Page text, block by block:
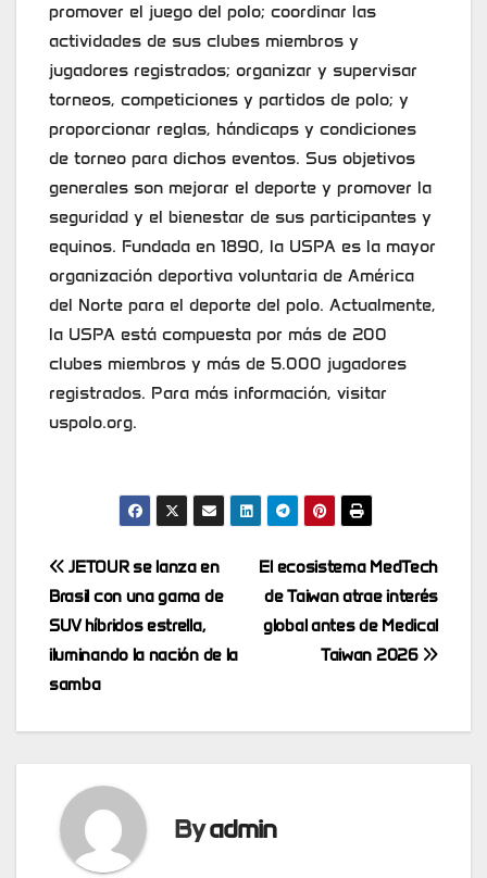
promover el juego del polo; coordinar las
actividades de sus clubes miembros y
jugadores registrados; organizar y supervisar
torneos, competiciones y partidos de polo; y
proporcionar reglas, hándicaps y condiciones
de torneo para dichos eventos. Sus objetivos
generales son mejorar el deporte y promover la
seguridad y el bienestar de sus participantes y
equinos. Fundada en 1890, la USPA es la mayor
organización deportiva voluntaria de América
del Norte para el deporte del polo. Actualmente,
la USPA está compuesta por más de 200
clubes miembros y más de 5.000 jugadores
registrados. Para más información, visitar
uspolo.org.
Post
navigation
El ecosistema MedTech
de Taiwan atrae interés
global antes de Medical
Taiwan 2026
JETOUR se lanza en
Brasil con una gama de
SUV híbridos estrella,
iluminando la nación de la
samba
Byadmin